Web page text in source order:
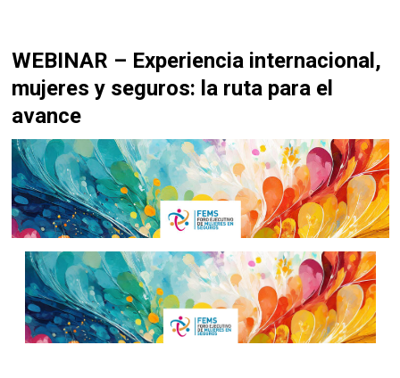
WEBINAR – Experiencia internacional,
mujeres y seguros: la ruta para el
avance